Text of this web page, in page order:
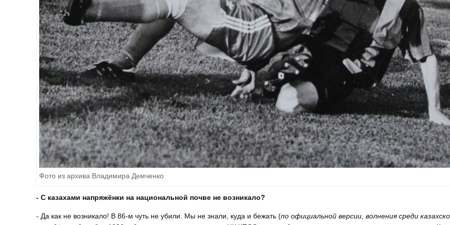
Фото из архива Владимира Демченко
- С казахами напряжёнки на национальной почве не возникало?
- Да как не возникало! В 86-м чуть не убили. Мы не знали, куда и бежать (по официальной версии, волнения среди